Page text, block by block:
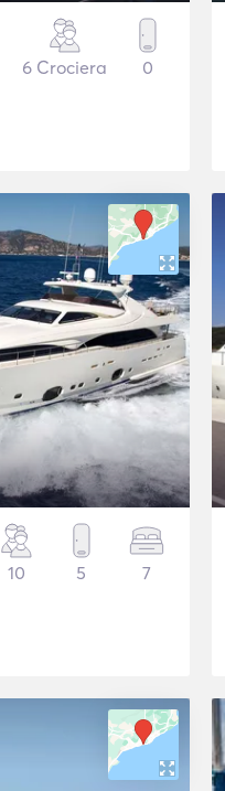
6 Crociera 0
10 5 7